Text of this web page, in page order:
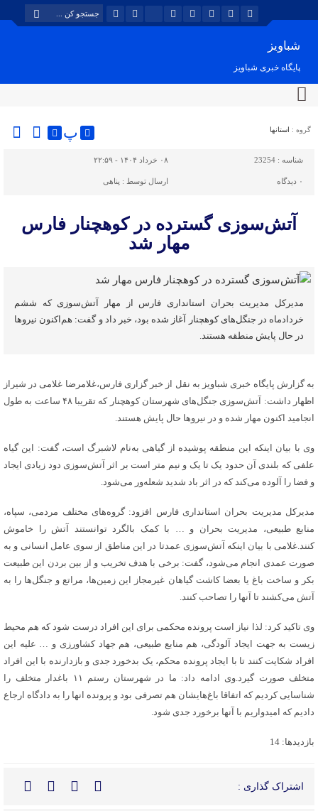
شباویز
پایگاه خبری شباویز
گروه : استانها پ
شناسه : 23254 ۰۸ خرداد ۱۴۰۴ - ۲۲:۵۹
۰ دیدگاه ارسال توسط : پناهی
آتش‌سوزی گسترده در کوهچنار فارس
مهار شد
مدیرکل مدیریت بحران استانداری فارس از مهار آتش‌سوزی که ششم
خردادماه در جنگل‌های کوهچنار آغاز شده بود، خبر داد و گفت: هم‌اکنون نیروها
در حال پایش منطقه هستند.
به گزارش پایگاه خبری شباویز به نقل از خبر گزاری فارس،غلامرضا غلامی در شیراز
اظهار داشت: آتش‌سوزی جنگل‌های شهرستان کوهچنار که تقریبا ۴۸ ساعت به طول
انجامید اکنون مهار شده و در نیروها حال پایش هستند.
وی با بیان اینکه این منطقه پوشیده از گیاهی به‌نام لاشبرگ است، گفت: این گیاه
علفی که بلندی آن حدود یک تا یک و نیم متر است بر اثر آتش‌سوزی دود زیادی ایجاد
و فضا را آلوده می‌کند که در اثر باد شدید شعله‌ور می‌شود.
مدیرکل مدیریت بحران استانداری فارس افزود: گروه‌های مختلف مردمی، سپاه،
منابع طبیعی، مدیریت بحران و … با کمک بالگرد توانستند آتش را خاموش
کنند.غلامی با بیان اینکه آتش‌سوزی عمدتا در این مناطق از سوی عامل انسانی و به
صورت عمدی انجام می‌شود، گفت: برخی با هدف تخریب و از بین بردن این طبیعت
بکر و ساخت باغ یا بعضا کاشت گیاهان غیرمجاز این زمین‌ها، مراتع و جنگل‌ها را به
آتش می‌کشند تا آنها را تصاحب کنند.
وی تاکید کرد: لذا نیاز است پرونده محکمی برای این افراد درست شود که هم محیط
زیست به جهت ایجاد آلودگی، هم منابع طبیعی، هم جهاد کشاورزی و … علیه این
افراد شکایت کنند تا با ایجاد پرونده محکم، یک بدخورد جدی و بازدارنده با این افراد
متخلف صورت گیرد.وی ادامه داد: ما در شهرستان رستم ۱۱ باغدار متخلف را
شناسایی کردیم که اتفاقا باغ‌هایشان هم تصرفی بود و پرونده انها را به دادگاه ارجاع
دادیم که امیدواریم با آنها برخورد جدی شود.
بازدیدها: 14
اشتراک گذاری :